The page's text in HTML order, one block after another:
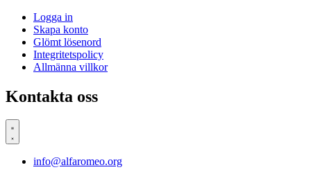
Logga in
Skapa konto
Glömt lösenord
Integritetspolicy
Allmänna villkor
Kontakta oss
info@alfaromeo.org